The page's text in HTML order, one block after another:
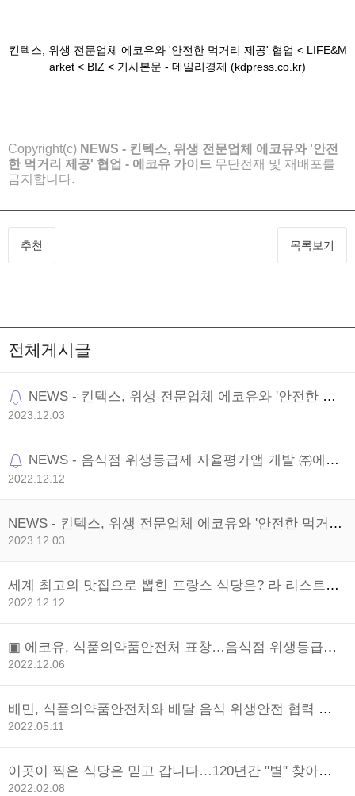
킨텍스, 위생 전문업체 에코유와 '안전한 먹거리 제공' 협업 < LIFE&M
arket < BIZ < 기사본문 - 데일리경제 (kdpress.co.kr)
Copyright(c) NEWS - 킨텍스, 위생 전문업체 에코유와 '안전
한 먹거리 제공' 협업 - 에코유 가이드 무단전재 및 재배포를
금지합니다.
추천 목록보기
전체게시글
NEWS - 킨텍스, 위생 전문업체 에코유와 '안전한 먹
거리 제공' 협업
2023.12.03
NEWS - 음식점 위생등급제 자율평가앱 개발 ㈜에코
유, 식품의약품안전처 표창 수상 (서울경제TV)
2022.12.12
NEWS - 킨텍스, 위생 전문업체 에코유와 '안전한 먹거리
제공' 협업
2023.12.03
세계 최고의 맛집으로 뽑힌 프랑스 식당은? 라 리스트
2023 공개
2022.12.12
▣ 에코유, 식품의약품안전처 표창…음식점 위생등급제
자율평가앱(App) 개발
2022.12.06
배민, 식품의약품안전처와 배달 음식 위생안전 협력 강
화
2022.05.11
이곳이 찍은 식당은 믿고 갑니다…120년간 "별" 찾아다
닌 미쉐린 [생생유통]
2022.02.08